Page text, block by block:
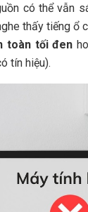
có thể vẫn
thấy tiếng ổ
toàn tối đen
tín hiệu).